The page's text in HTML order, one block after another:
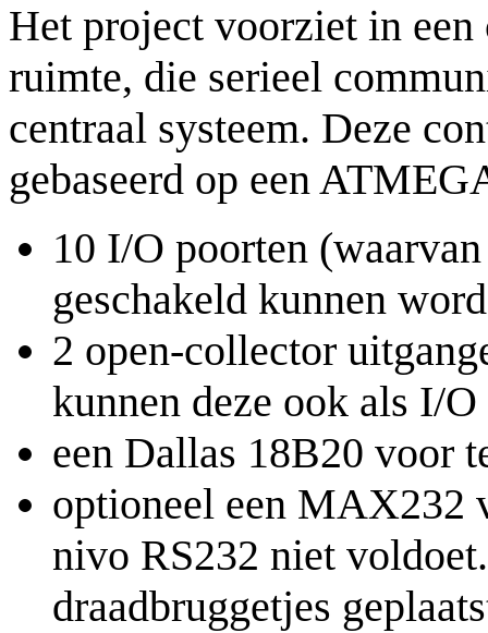
Het project voorziet in
ruimte, die serieel
centraal systeem. Deze
gebaseerd op een
10 I/O poorten
geschakeld kunnen
2 open-collector
kunnen deze ook als I/
een Dallas 18B20 voor
optioneel een MAX232
nivo RS232 niet
draadbruggetjes